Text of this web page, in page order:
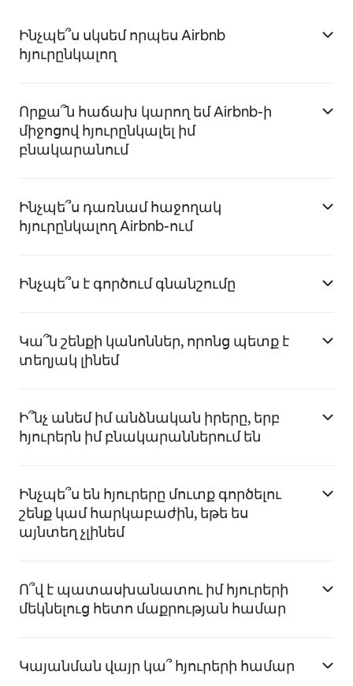
Ինչպե՞ս սկսեմ որպես Airbnb
հյուրընկալող
Որքա՞ն հաճախ կարող եմ Airbnb-ի
միջոցով հյուրընկալել իմ
բնակարանում
Ինչպե՞ս դառնամ հաջողակ
հյուրընկալող Airbnb-ում
Ինչպե՞ս է գործում գնանշումը
Կա՞ն շենքի կանոններ, որոնց պետք է
տեղյակ լինեմ
Ի՞նչ անեմ իմ անձնական իրերը, երբ
հյուրերն իմ բնակարաններում են
Ինչպե՞ս են հյուրերը մուտք գործելու
շենք կամ հարկաբաժին, եթե ես
այնտեղ չլինեմ
Ո՞վ է պատասխանատու իմ հյուրերի
մեկնելուց հետո մաքրության համար
Կայանման վայր կա՞ հյուրերի համար